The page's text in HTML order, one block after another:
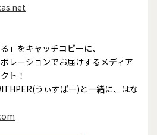
」をキャッチコピーに、
レーションでお届けするメディア
ト！
うぃすぱー)と一緒に、はな